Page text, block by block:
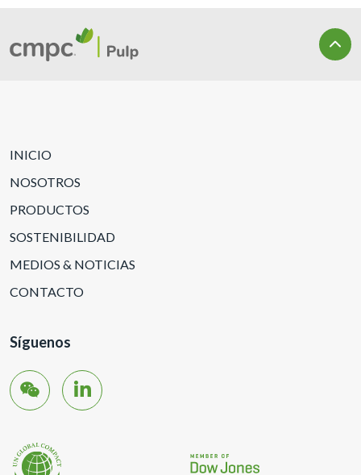
INICIO
NOSOTROS
PRODUCTOS
SOSTENIBILIDAD
MEDIOS & NOTICIAS
CONTACTO
Síguenos